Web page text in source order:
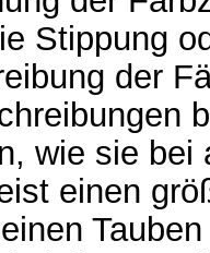
Stippung
der
wie sie bei
einen